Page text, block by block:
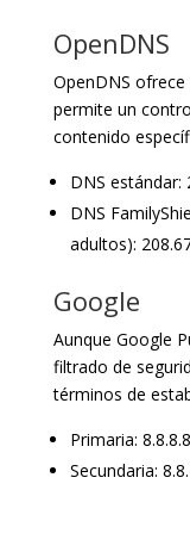
OpenDNS
OpenDNS
permite un
contenido
DNS estándar:
DNS
adultos):
Google
Aunque Google
filtrado de
términos de
Primaria: 8.8.8.8
Secundaria: